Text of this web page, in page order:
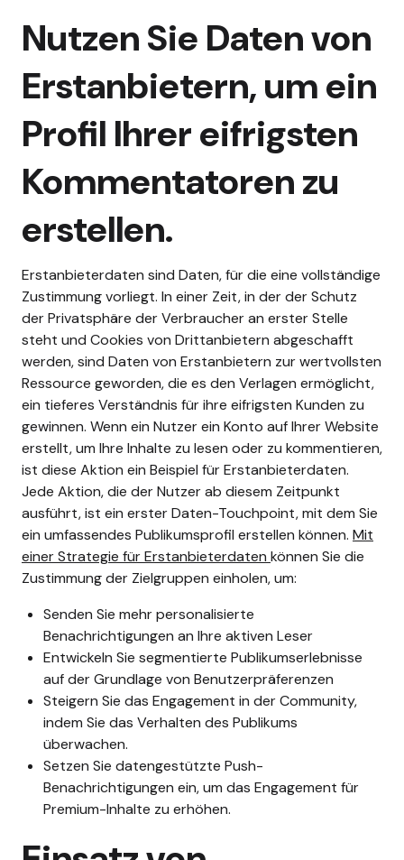
Nutzen Sie Daten von
Erstanbietern, um ein
Profil Ihrer eifrigsten
Kommentatoren zu
erstellen.
Erstanbieterdaten sind Daten, für die eine vollständige
Zustimmung vorliegt. In einer Zeit, in der der Schutz
der Privatsphäre der Verbraucher an erster Stelle
steht und Cookies von Drittanbietern abgeschafft
werden, sind Daten von Erstanbietern zur wertvollsten
Ressource geworden, die es den Verlagen ermöglicht,
ein tieferes Verständnis für ihre eifrigsten Kunden zu
gewinnen. Wenn ein Nutzer ein Konto auf Ihrer Website
erstellt, um Ihre Inhalte zu lesen oder zu kommentieren,
ist diese Aktion ein Beispiel für Erstanbieterdaten.
Jede Aktion, die der Nutzer ab diesem Zeitpunkt
ausführt, ist ein erster Daten-Touchpoint, mit dem Sie
ein umfassendes Publikumsprofil erstellen können. Mit
einer Strategie für Erstanbieterdaten können Sie die
Zustimmung der Zielgruppen einholen, um:
Senden Sie mehr personalisierte
Benachrichtigungen an Ihre aktiven Leser
Entwickeln Sie segmentierte Publikumserlebnisse
auf der Grundlage von Benutzerpräferenzen
Steigern Sie das Engagement in der Community,
indem Sie das Verhalten des Publikums
überwachen.
Setzen Sie datengestützte Push-
Benachrichtigungen ein, um das Engagement für
Premium-Inhalte zu erhöhen.